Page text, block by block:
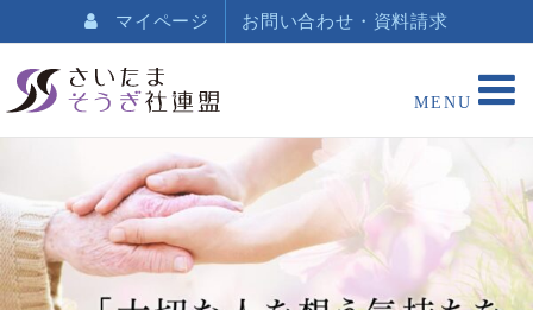
マイページ お問い合わせ・資料請求